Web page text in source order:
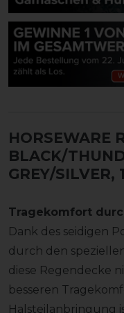
HORSEWARE
BLACK/
GREY/SILVER,
Tragekomfort
Dank des seidigen
durch den
diese Regendecke
besseren
Halsteilanbringung